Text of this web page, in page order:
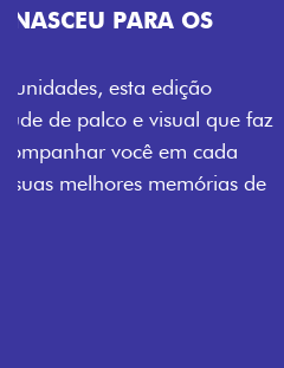
VISUAL COM ENERGIA
festival: série numerada,
soleira temática que
enquanto os detalhes
rodas de liga-leve aro 16”